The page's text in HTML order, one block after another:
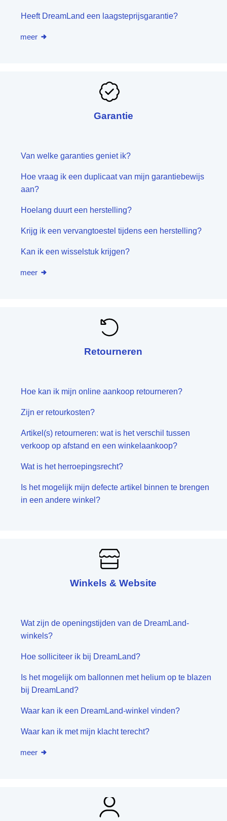
Heeft DreamLand een laagsteprijsgarantie?
meer
Garantie
Van welke garanties geniet ik?
Hoe vraag ik een duplicaat van mijn garantiebewijs
aan?
Hoelang duurt een herstelling?
Krijg ik een vervangtoestel tijdens een herstelling?
Kan ik een wisselstuk krijgen?
meer
Retourneren
Hoe kan ik mijn online aankoop retourneren?
Zijn er retourkosten?
Artikel(s) retourneren: wat is het verschil tussen
verkoop op afstand en een winkelaankoop?
Wat is het herroepingsrecht?
Is het mogelijk mijn defecte artikel binnen te brengen
in een andere winkel?
Winkels & Website
Wat zijn de openingstijden van de DreamLand-
winkels?
Hoe solliciteer ik bij DreamLand?
Is het mogelijk om ballonnen met helium op te blazen
bij DreamLand?
Waar kan ik een DreamLand-winkel vinden?
Waar kan ik met mijn klacht terecht?
meer